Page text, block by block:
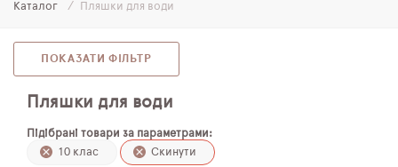
МОЛОДІЖНІ РЮКЗАКИ
ПЕНАЛИ
МІШКИ ДЛЯ ВЗУТТЯ
ПЛЯШКИ ДЛЯ ВОДИ
Каталог Пляшки для води
ПОКАЗАТИ ФІЛЬТР
Пляшки для води
Підібрані товари за параметрами:
10 клас
Скинути